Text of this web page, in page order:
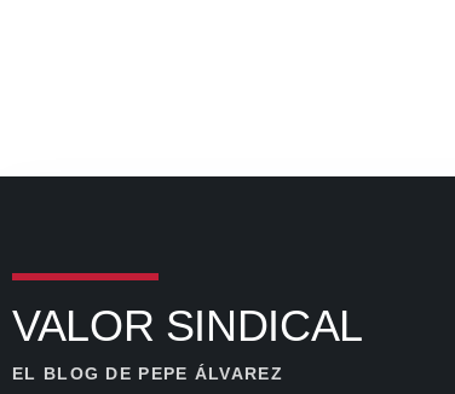
VALOR SINDICAL
EL BLOG DE PEPE ÁLVAREZ